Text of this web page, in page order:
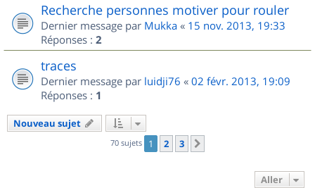
Recherche personnes motiver pour rouler
Dernier message par Mukka « 15 nov. 2013, 19:33
Réponses : 2
traces
Dernier message par luidji76 « 02 févr. 2013, 19:09
Réponses : 1
Nouveau sujet
70 sujets 1 2 3
Aller